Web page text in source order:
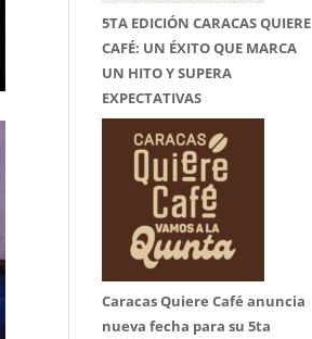
5TA EDICIÓN CARACAS QUIERE
CAFÉ: UN ÉXITO QUE MARCA
UN HITO Y SUPERA
EXPECTATIVAS
Caracas Quiere Café anuncia
nueva fecha para su 5ta